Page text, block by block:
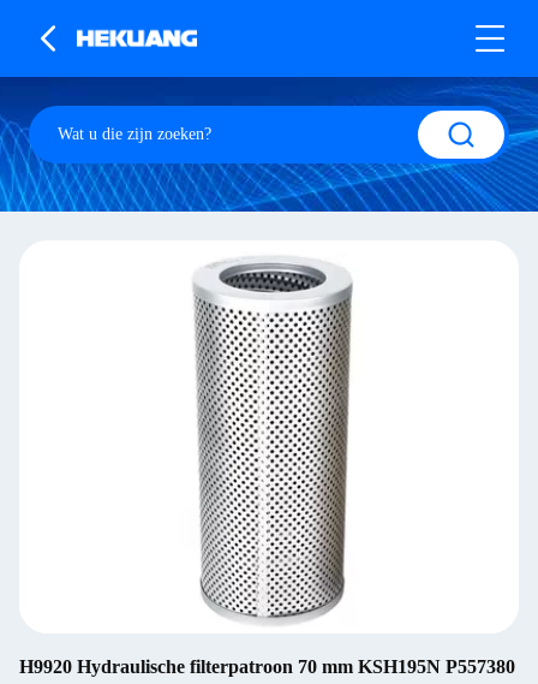
H9920 Hydraulische filterpatroon 70 mm KSH195N P557380